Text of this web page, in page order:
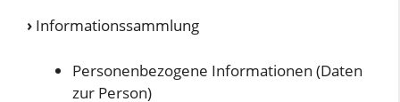
› Informationssammlung
Personenbezogene Informationen (Daten
zur Person)